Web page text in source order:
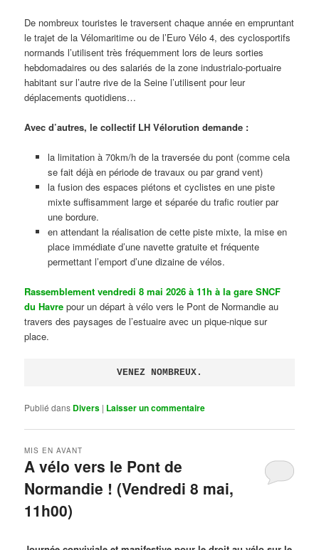
De nombreux touristes le traversent chaque année en empruntant
le trajet de la Vélomaritime ou de l’Euro Vélo 4, des cyclosportifs
normands l’utilisent très fréquemment lors de leurs sorties
hebdomadaires ou des salariés de la zone industrialo-portuaire
habitant sur l’autre rive de la Seine l’utilisent pour leur
déplacements quotidiens…
Avec d’autres, le collectif LH Vélorution demande :
la limitation à 70km/h de la traversée du pont (comme cela
se fait déjà en période de travaux ou par grand vent)
la fusion des espaces piétons et cyclistes en une piste
mixte suffisamment large et séparée du trafic routier par
une bordure.
en attendant la réalisation de cette piste mixte, la mise en
place immédiate d’une navette gratuite et fréquente
permettant l’emport d’une dizaine de vélos.
Rassemblement vendredi 8 mai 2026 à 11h à la gare SNCF
du Havre pour un départ à vélo vers le Pont de Normandie au
travers des paysages de l’estuaire avec un pique-nique sur
place.
VENEZ NOMBREUX.
Publié dans Divers | Laisser un commentaire
A vélo vers le Pont de
Normandie ! (Vendredi 8 mai,
11h00)
MIS EN AVANT